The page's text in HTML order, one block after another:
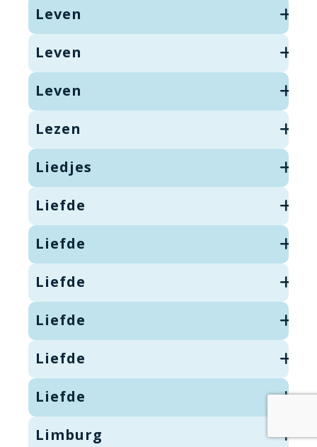
Leven
Leven
Leven
Lezen
Liedjes
Liefde
Liefde
Liefde
Liefde
Liefde
Liefde
Limburg